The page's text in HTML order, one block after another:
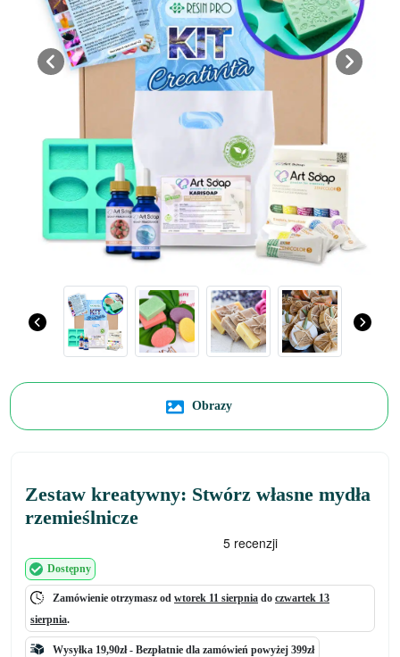
Previous Next
Obrazy
Zestaw kreatywny: Stwórz własne mydła
rzemieślnicze
Dostępny
Zamówienie otrzymasz od wtorek 11 sierpnia do czwartek 13
sierpnia.
Wysyłka 19,90zł - Bezpłatnie dla zamówień powyżej 399zł